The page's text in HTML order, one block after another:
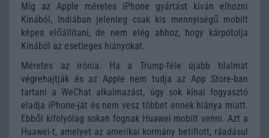
Míg az Apple méretes iPhone gyártást kíván elhozni
Kínából, Indiában jelenleg csak kis mennyiségű mobilt
képes előállítani, de nem elég ahhoz, hogy kárpótolja
Kínából az esetleges hiányokat.
Méretes az irónia. Ha a Trump-féle újabb tilalmat
végrehajtják és az Apple nem tudja az App Store-ban
tartani a WeChat alkalmazást, úgy sok kínai fogyasztó
eladja iPhone-ját és nem vesz többet ennek hiánya miatt.
Ebből kifolyólag sokan fognak Huawei mobilt venni. Azt a
Huawei-t, amelyet az amerikai kormány betiltott, ráadásul